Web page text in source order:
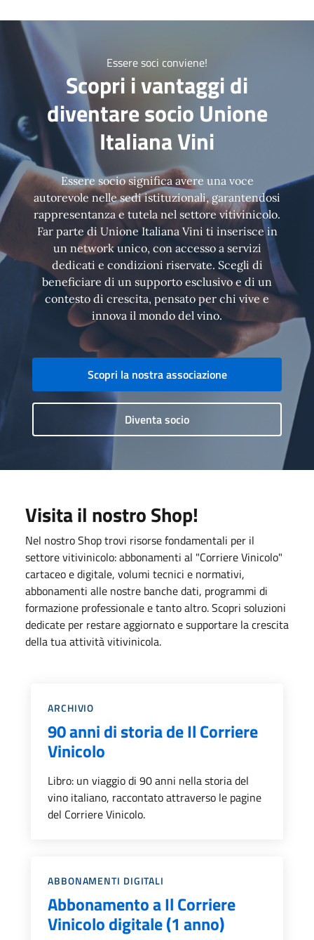
Essere soci conviene!
Scopri i vantaggi di
diventare socio Unione
Italiana Vini
Essere socio significa avere una voce
autorevole nelle sedi istituzionali, garantendosi
rappresentanza e tutela nel settore vitivinicolo.
Far parte di Unione Italiana Vini ti inserisce in
un network unico, con accesso a servizi
dedicati e condizioni riservate. Scegli di
beneficiare di un supporto esclusivo e di un
contesto di crescita, pensato per chi vive e
innova il mondo del vino.
Scopri la nostra associazione
Diventa socio
Visita il nostro Shop!
Nel nostro Shop trovi risorse fondamentali per il
settore vitivinicolo: abbonamenti al "Corriere Vinicolo"
cartaceo e digitale, volumi tecnici e normativi,
abbonamenti alle nostre banche dati, programmi di
formazione professionale e tanto altro. Scopri soluzioni
dedicate per restare aggiornato e supportare la crescita
della tua attività vitivinicola.
Categoria::
ARCHIVIO
90 anni di storia de Il Corriere
Vinicolo
Libro: un viaggio di 90 anni nella storia del
vino italiano, raccontato attraverso le pagine
del Corriere Vinicolo.
Categoria::
ABBONAMENTI DIGITALI
Abbonamento a Il Corriere
Vinicolo digitale (1 anno)